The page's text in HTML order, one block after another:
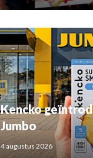
Kencko
Jumbo
4 augustus 2026